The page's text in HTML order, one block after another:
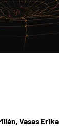
Vasas Erika